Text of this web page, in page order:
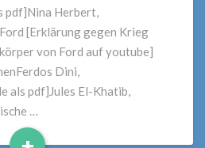
pdf]Nina Herbert,
[Erklärung gegen Krieg
von Ford auf youtube]
Dini,
als pdf]Jules El-Khatib,
…